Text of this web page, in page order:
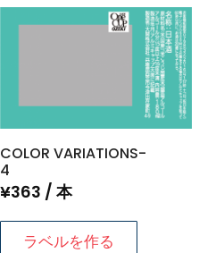
COLOR VARIATIONS-
4
¥363 / 本
ラベルを作る